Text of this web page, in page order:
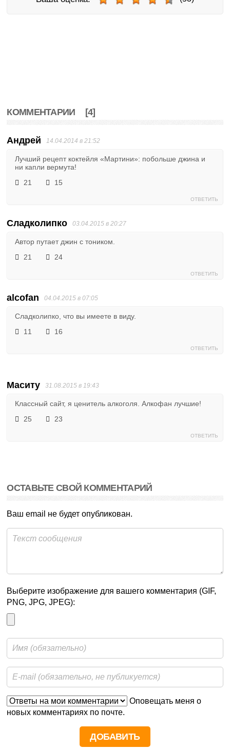
КОММЕНТАРИИ [4]
Андрей 14.04.2014 в 21:52
Лучший рецепт коктейля «Мартини»: побольше джина и
ни капли вермута!
21
15
ОТВЕТИТЬ
Сладколипко 03.04.2015 в 20:27
Автор путает джин с тоником.
21
24
ОТВЕТИТЬ
alcofan 04.04.2015 в 07:05
Сладколипко, что вы имеете в виду.
11
16
ОТВЕТИТЬ
Маситу 31.08.2015 в 19:43
Классный сайт, я ценитель алкоголя. Алкофан лучшие!
25
23
ОТВЕТИТЬ
ОСТАВЬТЕ СВОЙ КОММЕНТАРИЙ
Ваш email не будет опубликован.
Выберите изображение для вашего комментария (GIF,
PNG, JPG, JPEG):
Оповещать меня о
новых комментариях по почте.